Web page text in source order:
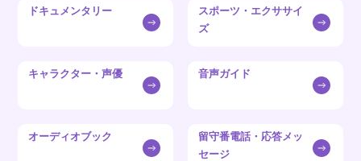
ドキュメンタリー
スポーツ・エクササイ
ズ
キャラクター・声優 音声ガイド
オーディオブック
留守番電話・応答メッ
セージ